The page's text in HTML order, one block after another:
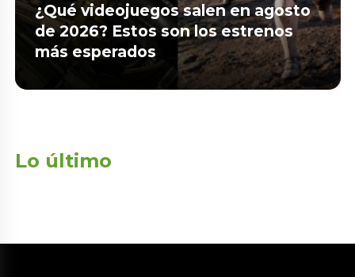
¿Qué videojuegos salen en agosto
de 2026? Estos son los estrenos
más esperados
Lo último